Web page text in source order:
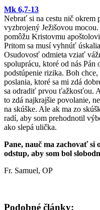
Mk 6,7-13
Nebrať si na cestu nič okrem
vyzbrojený Ježišovou
pomôžu Kristovmu
Pritom sa musí vyhnúť
Osudovosť odmieta vziať
spoluprácu, ktoré od nás
podstúpenie rizika. Boh
poslania, ktoré sa mi zdá
sa odradiť prvou ťažkosťou.
to zdá najkrajšie povolanie,
na skúške. Ale ak ma zo
radí, aby som prehodnotil
ako slepá ulička.
Pane, nauč ma zachovať
odstup, aby som bol
Fr. Samuel, OP
Podobné články: